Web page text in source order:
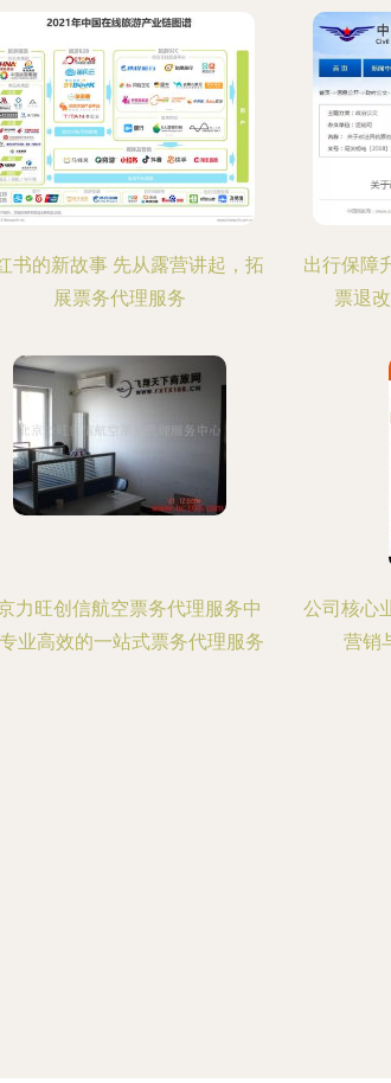
书的新故事 先从露营讲起，拓
展票务代理服务
出行保障
票退
力旺创信航空票务代理服务中
业高效的一站式票务代理服务
公司核心
营销